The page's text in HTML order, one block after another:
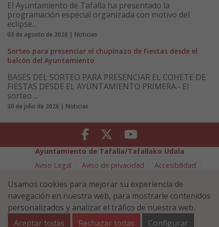
El Ayuntamiento de Tafalla ha presentado la
programación especial organizada con motivo del
eclipse...
03 de agosto de 2026 | Noticias
Sorteo para presenciar el chupinazo de Fiestas desde el
balcón del Ayuntamiento
BASES DEL SORTEO PARA PRESENCIAR EL COHETE DE
FIESTAS DESDE EL AYUNTAMIENTO PRIMERA.- El
sorteo ...
30 de julio de 2026 | Noticias
Facebook Twitter Youtube
Ayuntamiento de Tafalla/Tafallako Udala
Aviso Legal
Aviso de privacidad
Accesibilidad
Política de Seguridad de la Información
Plaza Navarra 5 - 31300 Tafalla (NAVARRA)
948 70 18 11
ayuntamiento@tafalla.es
Usamos cookies para mejorar su experiencia de
navegación en nuestra web, para mostrarle contenidos
personalizados y analizar el tráfico de nuestra web.
Aceptar todas
Rechazar todas Configurar